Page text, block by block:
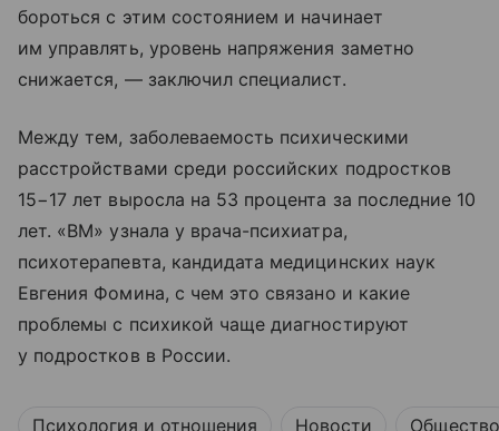
бороться с этим состоянием и начинает
им управлять, уровень напряжения заметно
снижается, — заключил специалист.
Между тем, заболеваемость психическими
расстройствами среди российских подростков
15−17 лет выросла на 53 процента за последние 10
лет. «ВМ» узнала у врача-психиатра,
психотерапевта, кандидата медицинских наук
Евгения Фомина, с чем это связано и какие
проблемы с психикой чаще диагностируют
у подростков в России.
Психология и отношения Новости Общество